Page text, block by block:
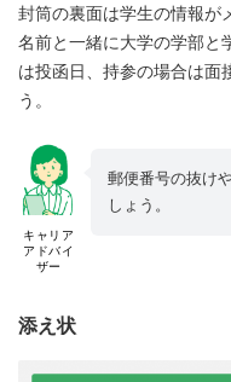
封筒の裏面は学生の情報が
名前と一緒に大学の学部と
は投函日、持参の場合は面
う。
キャリア
アドバイ
ザー
郵便番号の抜け
しょう。
添え状